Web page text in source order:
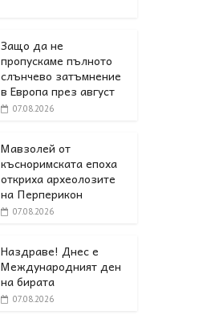
Защо да не
пропускаме пълното
слънчево затъмнение
в Европа през август
07.08.2026
Мавзолей от
късноримската епоха
откриха археолозите
на Перперикон
07.08.2026
Наздраве! Днес е
Международният ден
на бирата
07.08.2026